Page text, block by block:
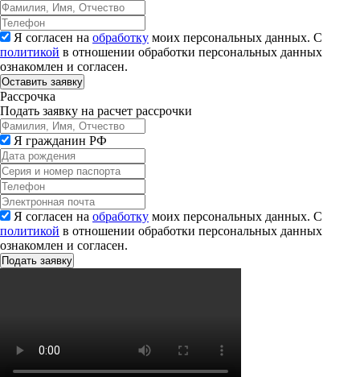
Я согласен на обработку моих персональных данных. С
политикой в отношении обработки персональных данных
ознакомлен и согласен.
Рассрочка
Подать заявку на расчет рассрочки
Я гражданин РФ
Я согласен на обработку моих персональных данных. С
политикой в отношении обработки персональных данных
ознакомлен и согласен.